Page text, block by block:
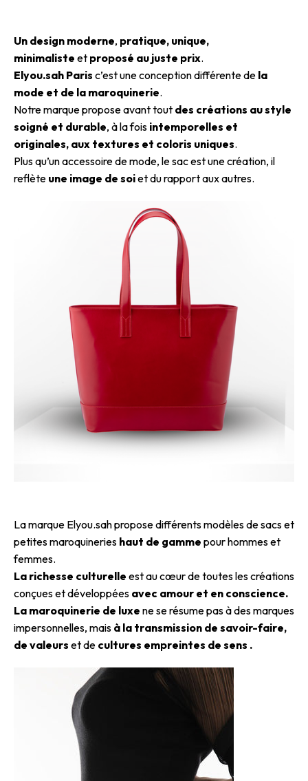
Un design moderne, pratique, unique,
minimaliste et proposé au juste prix.
Elyou.sah Paris c’est une conception différente de la
mode et de la maroquinerie.
Notre marque propose avant tout des créations au style
soigné et durable, à la fois intemporelles et
originales, aux textures et coloris uniques.
Plus qu’un accessoire de mode, le sac est une création, il
reflète une image de soiet du rapport aux autres.
La marque Elyou.sah propose différents modèles de sacs et
petites maroquineries haut de gamme pour hommes et
femmes.
La richesse culturelle est au cœur de toutes les créations
conçues et développées avec amour et en conscience.
La maroquinerie de luxe ne se résume pas à des marques
impersonnelles, mais à la transmission de savoir-faire,
de valeurs et de cultures empreintes de sens .